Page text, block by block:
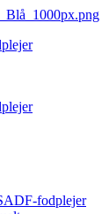
fodplejer